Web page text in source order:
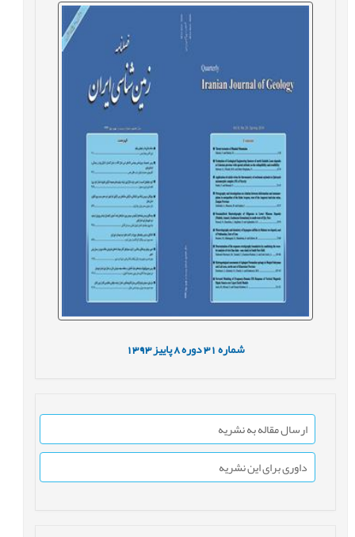
شماره31 دوره8 پاییز1393
ارسال مقاله به نشریه
داوری برای این نشریه